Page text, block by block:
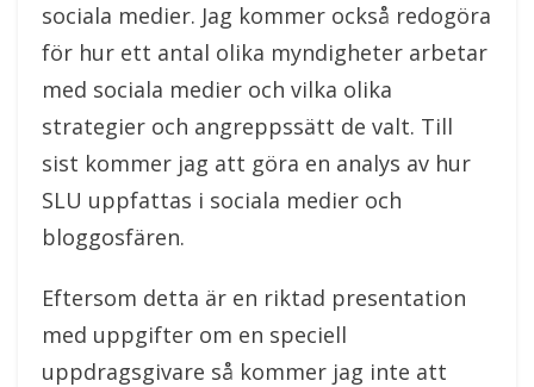
sociala medier. Jag kommer också redogöra
för hur ett antal olika myndigheter arbetar
med sociala medier och vilka olika
strategier och angreppssätt de valt. Till
sist kommer jag att göra en analys av hur
SLU uppfattas i sociala medier och
bloggosfären.
Eftersom detta är en riktad presentation
med uppgifter om en speciell
uppdragsgivare så kommer jag inte att